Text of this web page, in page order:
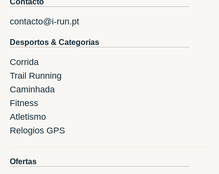
contacto@i-run.pt
Desportos & Categorias
Corrida
Trail Running
Caminhada
Fitness
Atletismo
Relogios GPS
Ofertas